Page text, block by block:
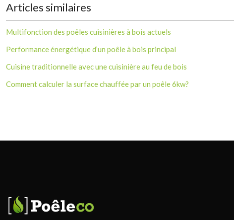
Articles similaires
Multifonction des poêles cuisinières à bois actuels
Performance énergétique d’un poêle à bois principal
Cuisine traditionnelle avec une cuisinière au feu de bois
Comment calculer la surface chauffée par un poêle 6kw?